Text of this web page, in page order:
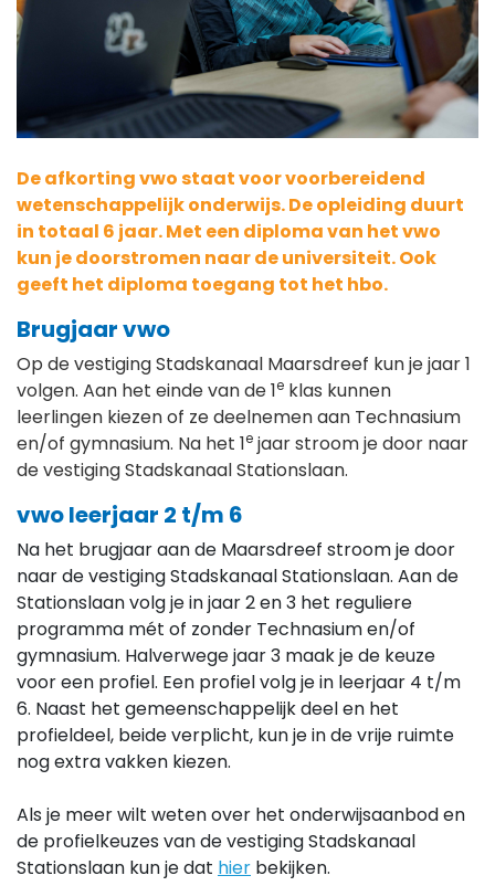
De afkorting vwo staat voor voorbereidend
wetenschappelijk onderwijs. De opleiding duurt
in totaal 6 jaar. Met een diploma van het vwo
kun je doorstromen naar de universiteit. Ook
geeft het diploma toegang tot het hbo.
Brugjaar vwo
Op de vestiging Stadskanaal Maarsdreef kun je jaar 1
volgen. Aan het einde van de 1e klas kunnen
leerlingen kiezen of ze deelnemen aan Technasium
en/of gymnasium. Na het 1e jaar stroom je door naar
de vestiging Stadskanaal Stationslaan.
vwo leerjaar 2 t/m 6
Na het brugjaar aan de Maarsdreef stroom je door
naar de vestiging Stadskanaal Stationslaan. Aan de
Stationslaan volg je in jaar 2 en 3 het reguliere
programma mét of zonder Technasium en/of
gymnasium. Halverwege jaar 3 maak je de keuze
voor een profiel. Een profiel volg je in leerjaar 4 t/m
6. Naast het gemeenschappelijk deel en het
profieldeel, beide verplicht, kun je in de vrije ruimte
nog extra vakken kiezen.
Als je meer wilt weten over het onderwijsaanbod en
de profielkeuzes van de vestiging Stadskanaal
Stationslaan kun je dat hier bekijken.